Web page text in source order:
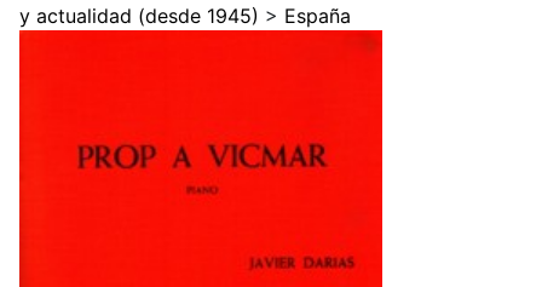
y actualidad (desde 1945) > España